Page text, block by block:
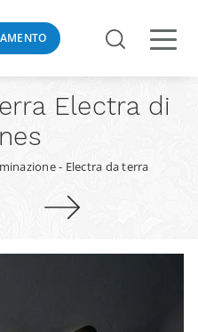
Electra di
- Electra da terra